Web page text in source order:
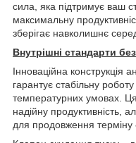
сила, яка підтримує ваш
максимальну
зберігає навколишнє
Внутрішні стандарти
Інноваційна конструкція
гарантує стабільну
температурних умовах. Ця
надійну продуктивність,
для продовження